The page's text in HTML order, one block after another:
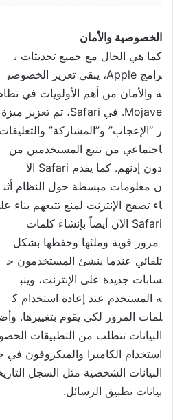
الخصوصية والأمان
كما هي الحال مع جميع تحديثات ب
رامج Apple، يبقي تعزيز الخصوصي
ة والأمان من أهم الأولويات في
Mojave. في Safari، تم تعزيز مي
زة
ر “الإعجاب” و”المشاركة” والتعل
اجتماعي من تتبع المستخدمين من
دون إذنهم. كما يقدم Safari الآ
ن معلومات مبسطة حول النظام أثن
اء تصفح الإنترنت لمنع تتبعهم بناء
Safari الآن أيضاً بإنشاء كلمات
مرور قوية وملئها وحفظها بشكل
تلقائي عندما ينشئ المستخدمون ح
سابات جديدة على الإنترنت، وينب
ه المستخدم عند إعادة استخدام ك
لمات المرور لكي يقوم بتغييرها.
البيانات تتطلب من التطبيقات
البيانات الشخصية مثل السجل
بيانات تطبيق الرسائل.